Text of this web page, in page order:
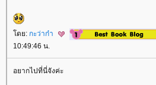
ดย: กะว่าก๋า
10:49:46 น.
อยากไปที่นี่จังค่ะ